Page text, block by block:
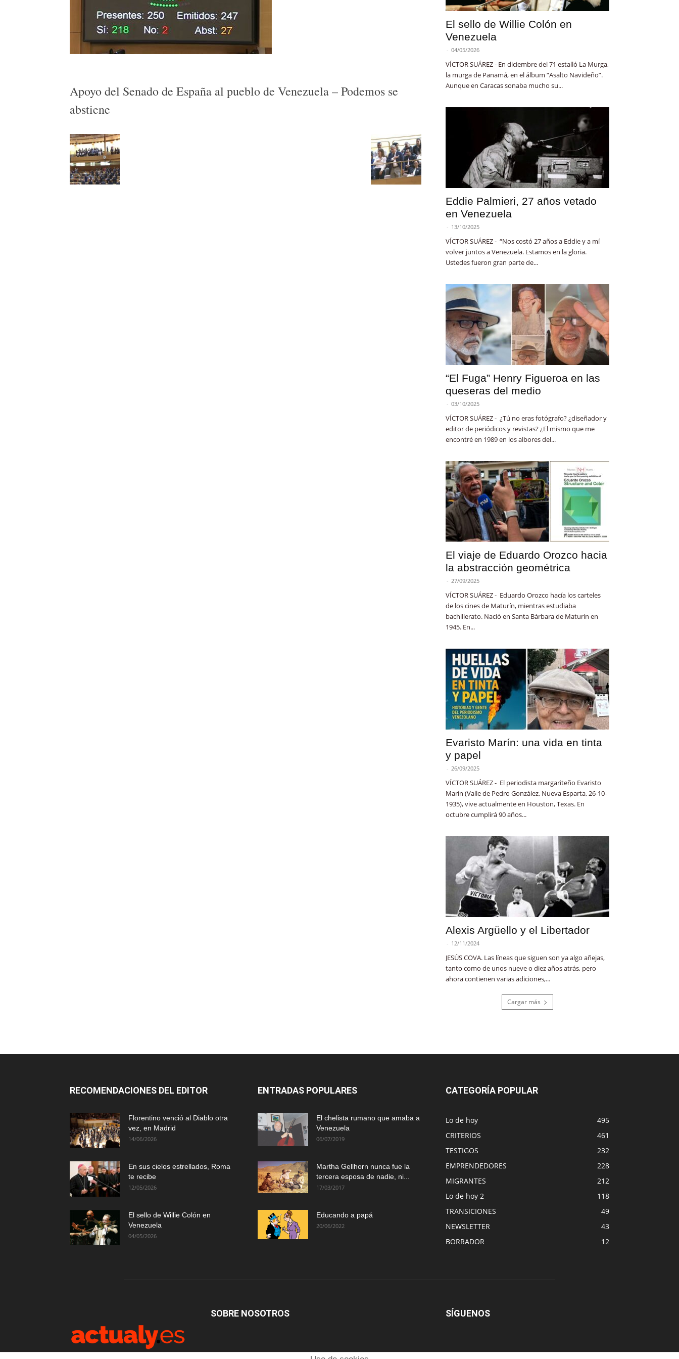
Apoyo del Senado de España al pueblo de Venezuela – Podemos se
abstiene
El sello de Willie Colón en
Venezuela
- 04/05/2026
VÍCTOR SUÁREZ - En diciembre del 71 estalló La Murga,
la murga de Panamá, en el álbum “Asalto Navideño”.
Aunque en Caracas sonaba mucho su...
Eddie Palmieri, 27 años vetado
en Venezuela
- 13/10/2025
VÍCTOR SUÁREZ - “Nos costó 27 años a Eddie y a mí
volver juntos a Venezuela. Estamos en la gloria.
Ustedes fueron gran parte de...
“El Fuga” Henry Figueroa en las
queseras del medio
- 03/10/2025
VÍCTOR SUÁREZ - ¿Tú no eras fotógrafo? ¿diseñador y
editor de periódicos y revistas? ¿El mismo que me
encontré en 1989 en los albores del...
El viaje de Eduardo Orozco hacia
la abstracción geométrica
- 27/09/2025
VÍCTOR SUÁREZ - Eduardo Orozco hacía los carteles
de los cines de Maturín, mientras estudiaba
bachillerato. Nació en Santa Bárbara de Maturín en
1945. En...
Evaristo Marín: una vida en tinta
y papel
- 26/09/2025
VÍCTOR SUÁREZ - El periodista margariteño Evaristo
Marín (Valle de Pedro González, Nueva Esparta, 26-10-
1935), vive actualmente en Houston, Texas. En
octubre cumplirá 90 años...
Alexis Argüello y el Libertador
- 12/11/2024
JESÚS COVA. Las líneas que siguen son ya algo añejas,
tanto como de unos nueve o diez años atrás, pero
ahora contienen varias adiciones,...
Cargar más
RECOMENDACIONES DEL EDITOR
Florentino venció al Diablo otra
vez, en Madrid
14/06/2026
En sus cielos estrellados, Roma
te recibe
12/05/2026
El sello de Willie Colón en
Venezuela
04/05/2026
ENTRADAS POPULARES
El chelista rumano que amaba a
Venezuela
06/07/2019
Martha Gellhorn nunca fue la
tercera esposa de nadie, ni...
17/03/2017
Educando a papá
20/06/2022
CATEGORÍA POPULAR
Lo de hoy
495
CRITERIOS
461
TESTIGOS
232
EMPRENDEDORES
228
MIGRANTES
212
Lo de hoy 2
118
TRANSICIONES
49
NEWSLETTER
43
BORRADOR
12
SOBRE NOSOTROS SÍGUENOS